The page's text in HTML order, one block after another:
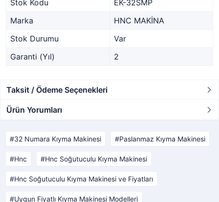
Stok Kodu
EK-32SMP
Marka
HNC MAKİNA
Stok Durumu
Var
Garanti (Yıl)
2
Taksit / Ödeme Seçenekleri
Ürün Yorumları
32 Numara Kıyma Makinesi Paslanmaz Kıyma Makinesi
Hnc Hnc Soğutuculu Kıyma Makinesi
Hnc Soğutuculu Kıyma Makinesi ve Fiyatları
Uygun Fiyatlı Kıyma Makinesi Modelleri